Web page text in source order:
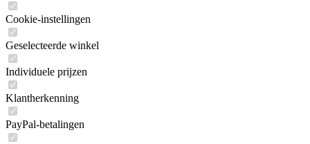
Cookie-instellingen
Geselecteerde winkel
Individuele prijzen
Klantherkenning
PayPal-betalingen